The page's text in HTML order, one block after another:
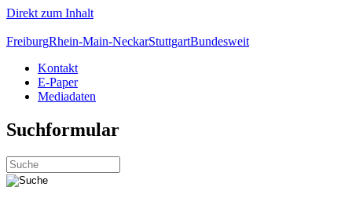
Direkt zum Inhalt
FreiburgRhein-Main-NeckarStuttgartBundesweit
Kontakt
E-Paper
Mediadaten
Suchformular